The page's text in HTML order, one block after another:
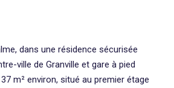
dans une résidence sécurisée
ville de Granville et gare à pied
m² environ, situé au premier étage